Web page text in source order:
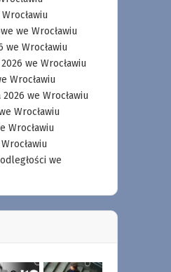
we Wrocławiu
we Wrocławiu
we Wrocławiu
Wrocławiu
we Wrocławiu
Wrocławiu
Wrocławiu
we